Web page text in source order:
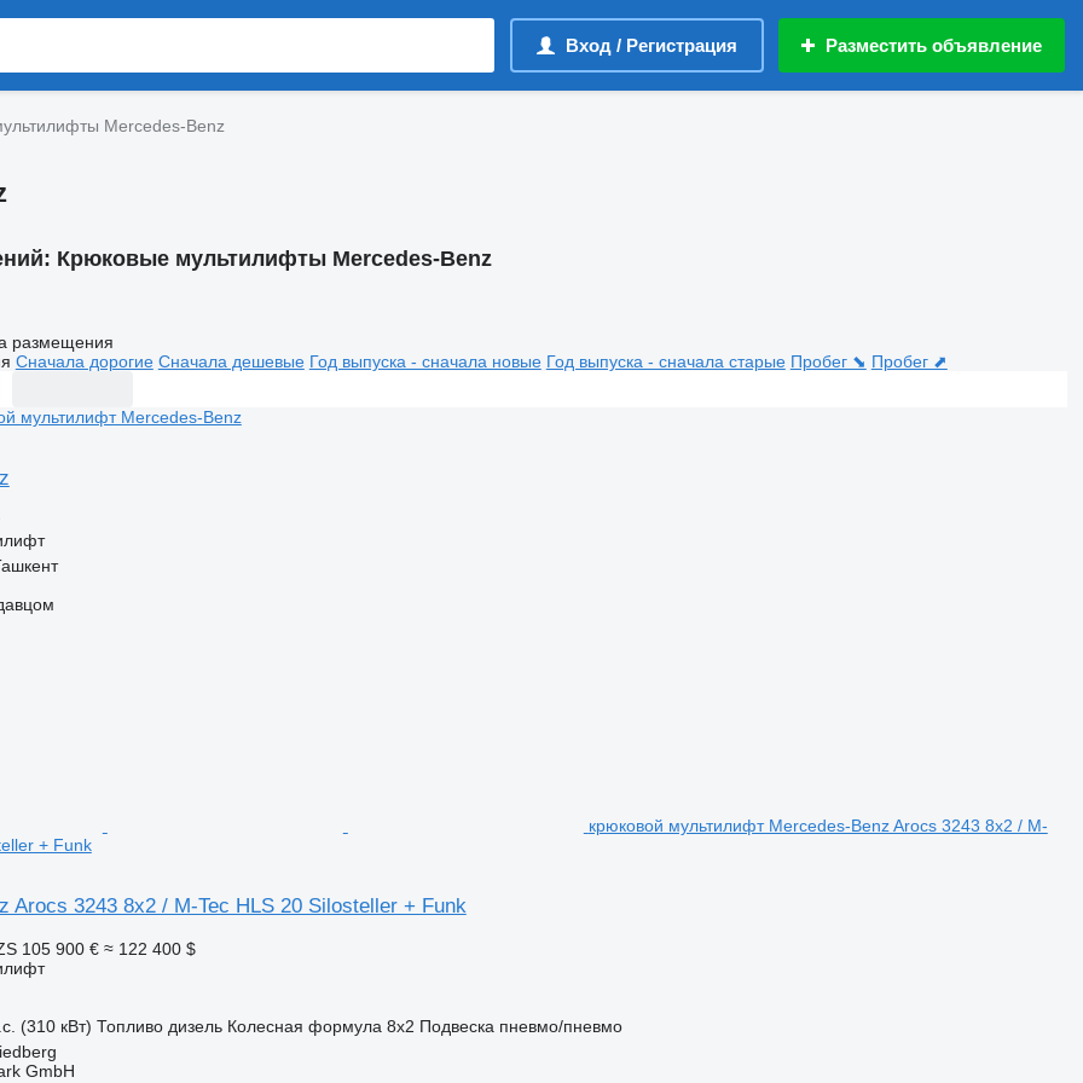
Вход / Регистрация Разместить объявление
Mercedes-Benz
Крюковые мультилифты Mercedes-Benz
размещения
Сначала дорогие Сначала дешевые Год выпуска - сначала новые Год выпуска - сначала старые Пробег ⬊ Пробег ⬈
крюковой мультилифт Mercedes-Benz Arocs 3243 8x2 / M-
+ Funk
Arocs 3243 8x2 / M-Tec HLS 20 Silosteller + Funk
105 900 € ≈ 122 400 $
(310 кВт) Топливо дизель Колесная формула 8x2 Подвеска пневмо/пневмо
GmbH